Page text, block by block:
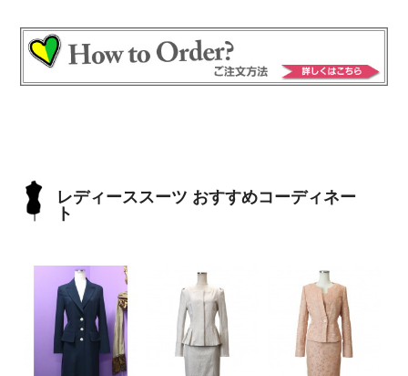
レディーススーツ おすすめコーディネー
ト